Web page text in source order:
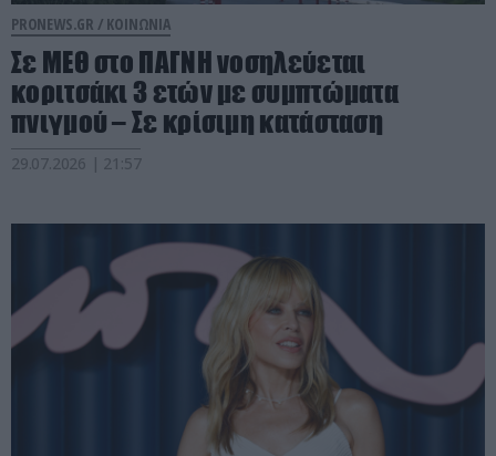
PRONEWS.GR / ΚΟΙΝΩΝΙΑ
Σε ΜΕΘ στο ΠΑΓΝΗ νοσηλεύεται
κοριτσάκι 3 ετών με συμπτώματα
πνιγμού – Σε κρίσιμη κατάσταση
29.07.2026 | 21:57